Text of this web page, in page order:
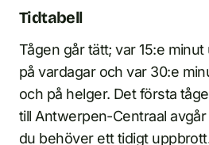
Tidtabell
Tågen går tätt; var 15:e
på vardagar och var 30:e
och på helger. Det första
till Antwerpen-Centraal
du behöver ett tidigt